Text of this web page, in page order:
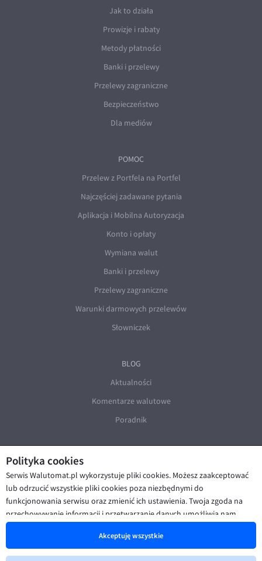
Polityka cookies
Serwis Walutomat.pl wykorzystuje pliki cookies. Możesz zaakceptować
lub odrzucić wszystkie pliki cookies poza niezbędnymi do
funkcjonowania serwisu oraz zmienić ich ustawienia. Twoja zgoda na
przechowywanie informacji i przetwarzanie danych umożliwia nam
poprawę funkcjonalności strony oraz prezentowanie Ci
spersonalizowanych treści i reklam. Więcej informacji znajdziesz w naszej
Akceptuję wszystkie
Jak to działa
Prowizje i rabaty
Metody płatności
Banki i przelewy
Przelewy zagraniczne
Bezpieczeństwo
Dla mediów
POMOC
Przelew z Portfela na Portfel
Najczęściej zadawane pytania
Aplikacja i Mobilna Autoryzacja
Konto i opłaty
Wymiana walut
Banki i przelewy
Przelewy zagraniczne
Warunki darmowych przelewów
Słowniczek
BLOG
Aktualności
Komentarze walutowe
Poradnik
© Walutomat 2026 | Regulaminy
|
Polityka prywatności i cookies | Deklaracja dostępności